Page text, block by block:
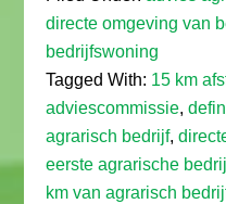
directe omgeving van
bedrijfswoning
Tagged With: 15 km
adviescommissie,
agrarisch bedrijf,
eerste agrarische
km van agrarisch